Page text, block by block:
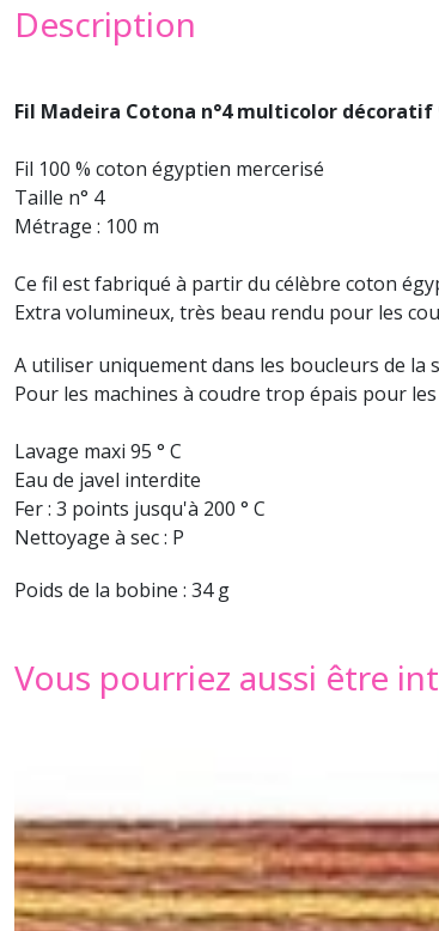
Description
Fil Madeira Cotona n°4 multicolor décoratif
Fil 100 % coton égyptien mercerisé
Taille n° 4
Métrage : 100 m
Ce fil est fabriqué à partir du célèbre coton
Extra volumineux, très beau rendu pour les
A utiliser uniquement dans les boucleurs de la
Pour les machines à coudre trop épais pour
Lavage maxi 95 ° C
Eau de javel interdite
Fer : 3 points jusqu'à 200 ° C
Nettoyage à sec : P
Poids de la bobine : 34 g
Vous pourriez aussi être